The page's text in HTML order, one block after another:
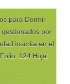
para Dormir
por
inscrita en el
124 Hoja: